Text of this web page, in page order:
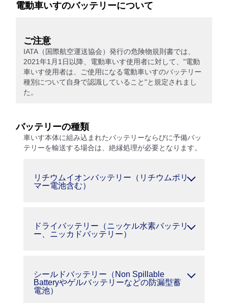
電動車いすのバッテリーについて
ご注意
IATA（国際航空運送協会）発行の危険物規則書では、
2021年1月1日以降、電動車いす使用者に対して、"電動
車いす使用者は、ご使用になる電動車いすのバッテリー
種別について自身で認識していること"と規定されまし
た。
バッテリーの種類
車いす本体に組み込まれたバッテリーならびに予備バッ
テリーを輸送する場合は、絶縁処理が必要となります。
リチウムイオンバッテリー（リチウムポリ
マー電池含む）
ドライバッテリー（ニッケル水素バッテリ
ー、ニッカドバッテリー）
シールドバッテリー（Non Spillable
Batteryやゲルバッテリーなどの防漏型蓄
電池）